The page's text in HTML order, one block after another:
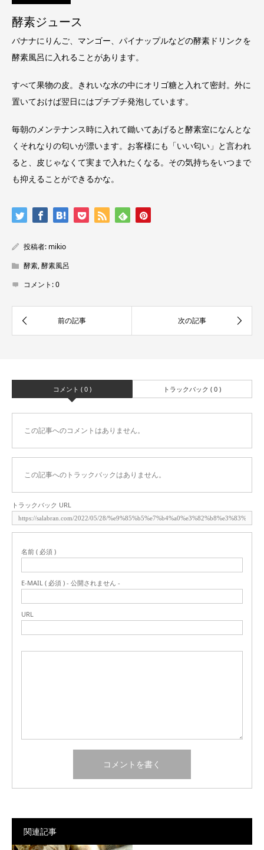
酵素ジュース
バナナにりんご、マンゴー、パイナップルなどの酵素ドリンクを
酵素風呂に入れることがあります。
すべて果物の皮。きれいな水の中にオリゴ糖と入れて密封。外に
置いておけば翌日にはプチプチ発泡しています。
毎朝のメンテナンス時に入れて鋤いてあげると酵素室になんとな
くそれなりの匂いが漂います。お客様にも「いい匂い」と言われ
ると、皮じゃなくて実まで入れたくなる。その気持ちをいつまで
も抑えることができるかな。
投稿者: mikio
酵素,酵素風呂
コメント:0
コメント ( 0 ) トラックバック ( 0 )
この記事へのコメントはありません。
この記事へのトラックバックはありません。
トラックバック URL
名前 ( 必須 )
E-MAIL ( 必須 ) - 公開されません -
URL
関連記事